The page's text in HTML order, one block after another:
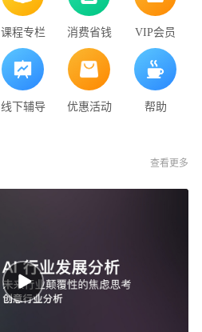
课程专栏 消费省钱 VIP会员
线下辅导 优惠活动 帮助
查看更多